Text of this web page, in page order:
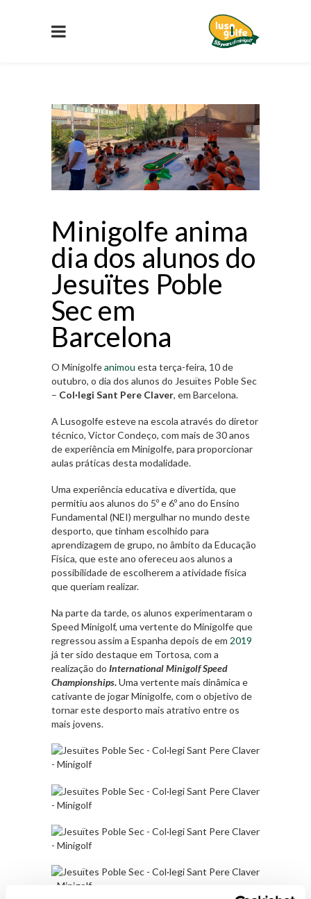
Minigolfe anima
dia dos alunos do
Jesuïtes Poble
Sec em
Barcelona
O Minigolfeanimou esta terça-feira, 10 de
outubro, o dia dos alunos do Jesuïtes Poble Sec
– Col·legi Sant Pere Claver, em Barcelona.
A Lusogolfe esteve na escola através do diretor
técnico, Victor Condeço, com mais de 30 anos
de experiência em Minigolfe, para proporcionar
aulas práticas desta modalidade.
Uma experiência educativa e divertida, que
permitiu aos alunos do 5º e 6º ano do Ensino
Fundamental (NEI) mergulhar no mundo deste
desporto, que tinham escolhido para
aprendizagem de grupo, no âmbito da Educação
Física, que este ano ofereceu aos alunos a
possibilidade de escolherem a atividade física
que queriam realizar.
Na parte da tarde, os alunos experimentaram o
Speed Minigolf, uma vertente do Minigolfe que
regressou assim a Espanha depois de em 2019
já ter sido destaque em Tortosa, com a
realização do International Minigolf Speed
Championships.Uma vertente mais dinâmica e
cativante de jogar Minigolfe, com o objetivo de
tornar este desporto mais atrativo entre os
mais jovens.